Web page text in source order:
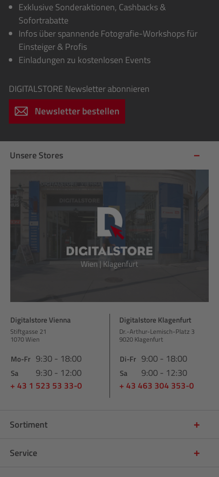
Exklusive Sonderaktionen, Cashbacks &
Sofortrabatte
Infos über spannende Fotografie-Workshops für
Einsteiger & Profis
Einladungen zu kostenlosen Events
DIGITALSTORE Newsletter abonnieren
Newsletter bestellen
Unsere Stores
Digitalstore Vienna
Stiftgasse 21
1070 Wien
Mo-Fr 9:30 - 18:00
Sa 9:30 - 12:00
+ 43 1 523 53 33-0
Digitalstore Klagenfurt
Dr.-Arthur-Lemisch-Platz 3
9020 Klagenfurt
Di-Fr 9:00 - 18:00
Sa 9:00 - 12:30
+ 43 463 304 353-0
Sortiment
Service